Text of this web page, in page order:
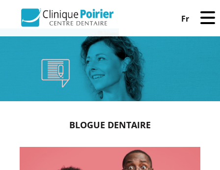
Fr
BLOGUE DENTAIRE